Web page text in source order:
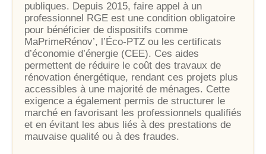
publiques. Depuis 2015, faire appel à un
professionnel RGE est une condition obligatoire
pour bénéficier de dispositifs comme
MaPrimeRénov’, l’Éco-PTZ ou les certificats
d’économie d’énergie (CEE). Ces aides
permettent de réduire le coût des travaux de
rénovation énergétique, rendant ces projets plus
accessibles à une majorité de ménages. Cette
exigence a également permis de structurer le
marché en favorisant les professionnels qualifiés
et en évitant les abus liés à des prestations de
mauvaise qualité ou à des fraudes.